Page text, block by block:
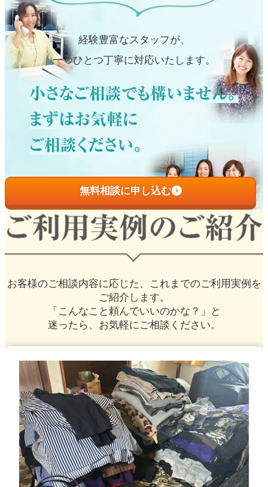
経験豊富なスタッフが、
一つひとつ丁寧に対応いたします。
無料相談に申し込む
お客様のご相談内容に応じた、
これまでのご利用実例を
ご紹介します。
「こんなこと頼んでいいのかな？」と
迷ったら、お気軽にご相談ください。